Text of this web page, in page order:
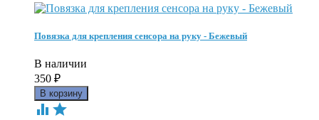
Повязка для крепления сенсора на руку - Бежевый
В наличии
350 ₽
 